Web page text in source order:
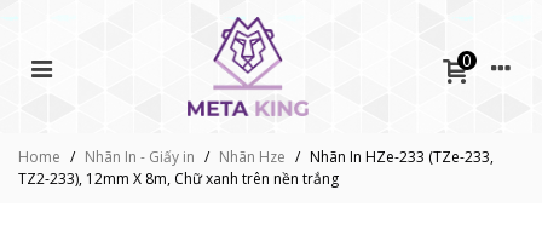
0
Home / Nhãn In - Giấy in / Nhãn Hze / Nhãn In HZe-233 (TZe-233,
TZ2-233), 12mm X 8m, Chữ xanh trên nền trắng